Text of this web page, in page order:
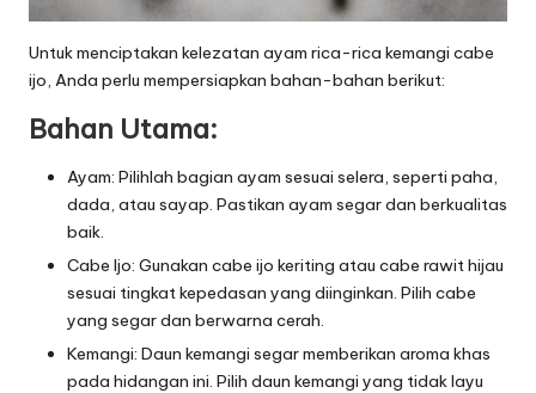
Untuk menciptakan kelezatan ayam rica-rica kemangi cabe
ijo, Anda perlu mempersiapkan bahan-bahan berikut:
Bahan Utama:
Ayam: Pilihlah bagian ayam sesuai selera, seperti paha,
dada, atau sayap. Pastikan ayam segar dan berkualitas
baik.
Cabe Ijo: Gunakan cabe ijo keriting atau cabe rawit hijau
sesuai tingkat kepedasan yang diinginkan. Pilih cabe
yang segar dan berwarna cerah.
Kemangi: Daun kemangi segar memberikan aroma khas
pada hidangan ini. Pilih daun kemangi yang tidak layu